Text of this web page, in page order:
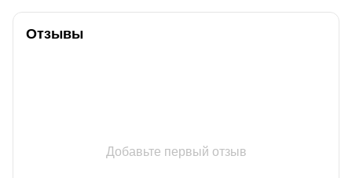
Отзывы
Добавьте первый отзыв